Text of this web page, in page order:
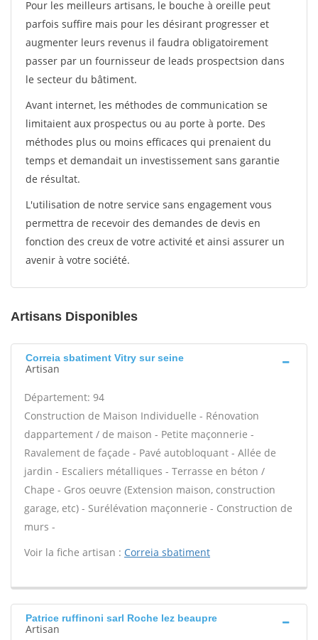
Pour les meilleurs artisans, le bouche à oreille peut
parfois suffire mais pour les désirant progresser et
augmenter leurs revenus il faudra obligatoirement
passer par un fournisseur de leads prospectsion dans
le secteur du bâtiment.
Avant internet, les méthodes de communication se
limitaient aux prospectus ou au porte à porte. Des
méthodes plus ou moins efficaces qui prenaient du
temps et demandait un investissement sans garantie
de résultat.
L'utilisation de notre service sans engagement vous
permettra de recevoir des demandes de devis en
fonction des creux de votre activité et ainsi assurer un
avenir à votre société.
Artisans Disponibles
Correia sbatiment Vitry sur seine
Artisan
Département: 94
Construction de Maison Individuelle - Rénovation
dappartement / de maison - Petite maçonnerie -
Ravalement de façade - Pavé autobloquant - Allée de
jardin - Escaliers métalliques - Terrasse en béton /
Chape - Gros oeuvre (Extension maison, construction
garage, etc) - Surélévation maçonnerie - Construction de
murs -
Voir la fiche artisan : Correia sbatiment
Patrice ruffinoni sarl Roche lez beaupre
Artisan